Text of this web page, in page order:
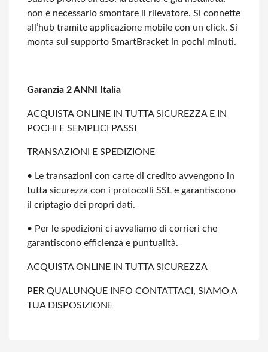
non è necessario smontare il
rilevatore. Si connette
all’hub tramite applicazione mobile con un click. Si
monta sul supporto SmartBracket in pochi minuti.
Garanzia 2 ANNI Italia
ACQUISTA ONLINE IN TUTTA SICUREZZA E IN
POCHI E SEMPLICI PASSI
TRANSAZIONI E SPEDIZIONE
• Le transazioni con carte di credito avvengono in
tutta sicurezza con i protocolli SSL e garantiscono
il criptagio dei propri dati.
• Per le spedizioni ci avvaliamo di corrieri che
garantiscono efficienza e puntualità.
ACQUISTA ONLINE IN TUTTA SICUREZZA
PER QUALUNQUE INFO CONTATTACI, SIAMO A
TUA DISPOSIZIONE